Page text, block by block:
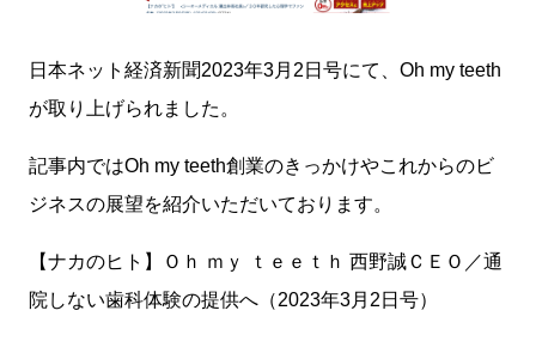
日本ネット経済新聞2023年3月2日号にて、Oh my teeth
が取り上げられました。
記事内ではOh my teeth創業のきっかけやこれからのビ
ジネスの展望を紹介いただいております。
【ナカのヒト】Ｏｈ ｍｙ ｔｅｅｔｈ 西野誠ＣＥＯ／通
院しない歯科体験の提供へ（2023年3月2日号）